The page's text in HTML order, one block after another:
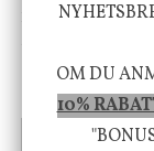
House Doctor
Skål, Hands
635 kr795 kr
KÖP
OM DU
10%